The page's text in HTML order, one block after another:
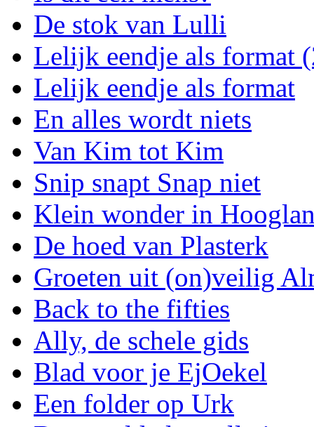
De stok van Lulli
Lelijk eendje als format
Lelijk eendje als format
En alles wordt niets
Van Kim tot Kim
Snip snapt Snap niet
Klein wonder in
De hoed van Plasterk
Groeten uit (on)veilig
Back to the fifties
Ally, de schele gids
Blad voor je EjOekel
Een folder op Urk